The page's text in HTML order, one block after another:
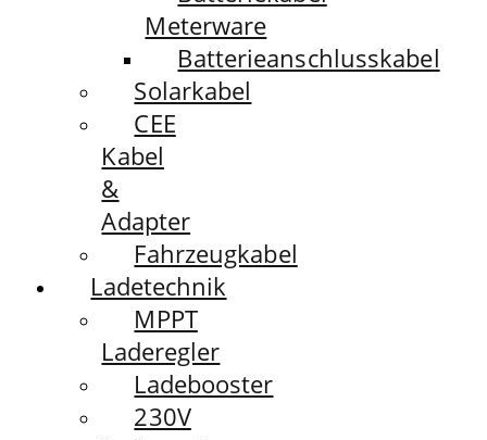
Meterware
Batterieanschlusskabel
Solarkabel
CEE
Kabel
&
Adapter
Fahrzeugkabel
Ladetechnik
MPPT
Laderegler
Ladebooster
230V